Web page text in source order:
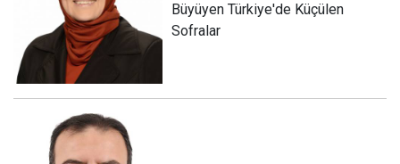
Büyüyen Türkiye'de Küçülen
Sofralar